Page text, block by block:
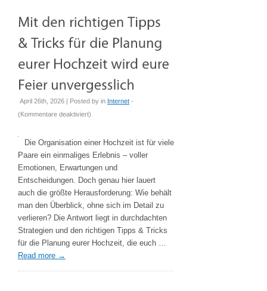
April 26th, 2026 | Posted by in Internet -
(Kommentare deaktiviertfür
den
richtigen
Tricks
für
die
Planung
eurer
)
Die Organisation einer Hochzeit ist für viele
Paare ein einmaliges Erlebnis – voller
Emotionen, Erwartungen und
Entscheidungen. Doch genau hier lauert
auch die größte Herausforderung: Wie behält
man den Überblick, ohne sich im Detail zu
verlieren? Die Antwort liegt in durchdachten
Strategien und den richtigen Tipps & Tricks
für die Planung eurer Hochzeit, die euch …
Read more →